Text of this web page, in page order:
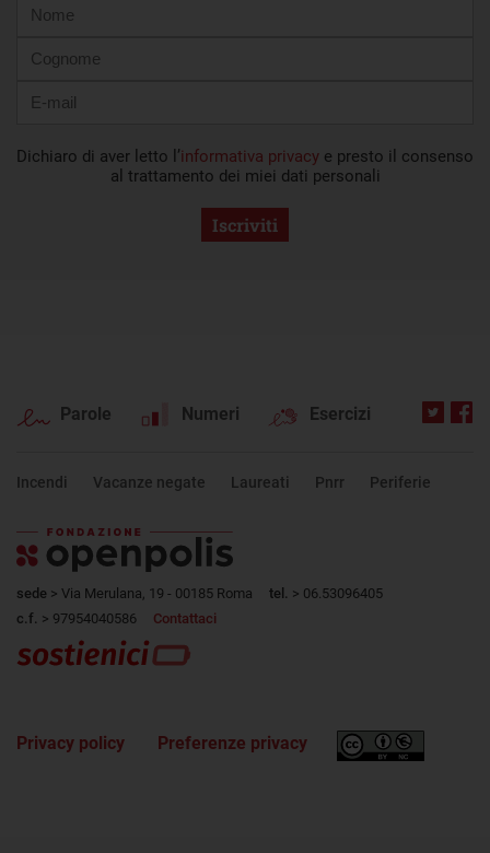
mail
Dichiaro di aver letto l’informativa privacy e presto il consenso
al trattamento dei miei dati personali
Iscriviti
Parole Numeri Esercizi
Incendi Vacanze negate Laureati Pnrr Periferie
sede > Via Merulana, 19 - 00185 Roma tel.
> 06.53096405
c.f. > 97954040586 Contattaci
Privacy policy Preferenze privacy